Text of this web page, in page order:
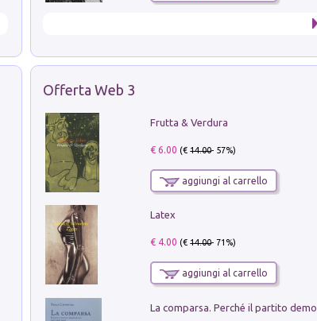
Offerta Web 3
Frutta & Verdura
€ 6.00 (€14.00- 57%)
aggiungi al carrello
Latex
€ 4.00 (€14.00- 71%)
aggiungi al carrello